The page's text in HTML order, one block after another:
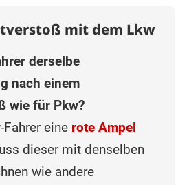
mit dem Lkw
derselbe
nach einem
wie für Pkw?
eine rote Ampel
dieser mit denselben
wie andere